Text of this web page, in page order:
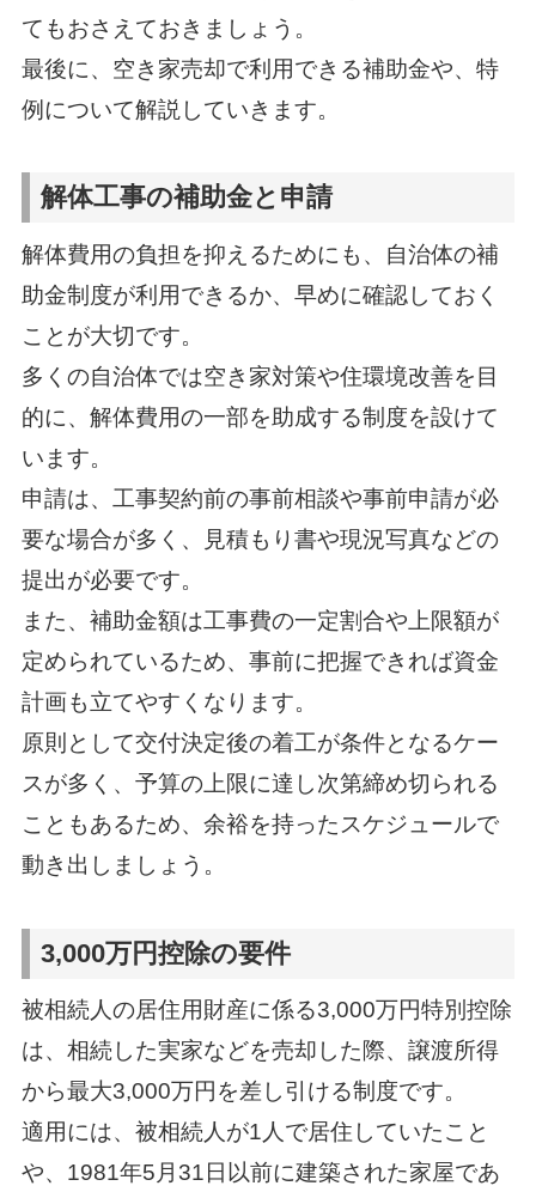
てもおさえておきましょう。
最後に、空き家売却で利用できる補助金や、特
例について解説していきます。
解体工事の補助金と申請
解体費用の負担を抑えるためにも、自治体の補
助金制度が利用できるか、早めに確認しておく
ことが大切です。
多くの自治体では空き家対策や住環境改善を目
的に、解体費用の一部を助成する制度を設けて
います。
申請は、工事契約前の事前相談や事前申請が必
要な場合が多く、見積もり書や現況写真などの
提出が必要です。
また、補助金額は工事費の一定割合や上限額が
定められているため、事前に把握できれば資金
計画も立てやすくなります。
原則として交付決定後の着工が条件となるケー
スが多く、予算の上限に達し次第締め切られる
こともあるため、余裕を持ったスケジュールで
動き出しましょう。
3,000万円控除の要件
被相続人の居住用財産に係る3,000万円特別控除
は、相続した実家などを売却した際、譲渡所得
から最大3,000万円を差し引ける制度です。
適用には、被相続人が1人で居住していたこと
や、1981年5月31日以前に建築された家屋であ